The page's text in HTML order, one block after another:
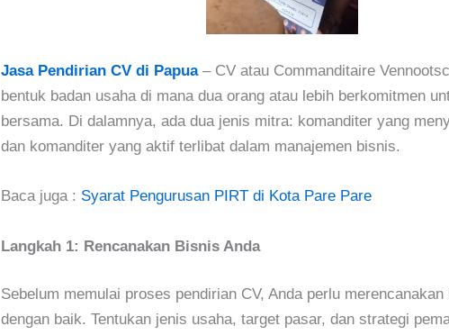
Jasa Pendirian CV di Papua – CV atau Commanditaire
bentuk badan usaha di mana dua orang atau lebih berkomitmen
bersama. Di dalamnya, ada dua jenis mitra: komanditer yang
dan komanditer yang aktif terlibat dalam manajemen bisnis.
Baca juga : Syarat Pengurusan PIRT di Kota Pare Pare
Langkah 1: Rencanakan Bisnis Anda
Sebelum memulai proses pendirian CV, Anda perlu merencanakan
dengan baik. Tentukan jenis usaha, target pasar, dan strategi